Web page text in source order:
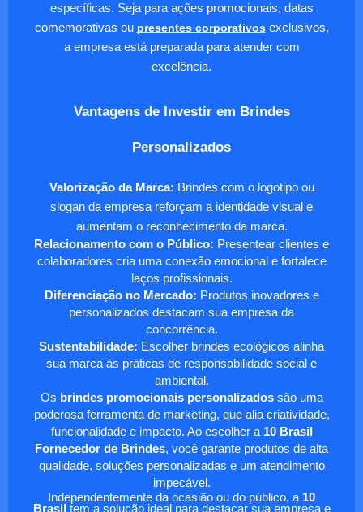
específicas. Seja para ações promocionais, datas
comemorativas ou presentes corporativosexclusivos,
a empresa está preparada para atender com
excelência.
Vantagens de Investir em Brindes
Personalizados
Valorização da Marca: Brindes com o logotipo ou
slogan da empresa reforçam a identidade visual e
aumentam o reconhecimento da marca.
Relacionamento com o Público: Presentear clientes e
colaboradores cria uma conexão emocional e fortalece
laços profissionais.
Diferenciação no Mercado: Produtos inovadores e
personalizados destacam sua empresa da
concorrência.
Sustentabilidade: Escolher brindes ecológicos alinha
sua marca às práticas de responsabilidade social e
ambiental.
Os brindes promocionais personalizadossão uma
poderosa ferramenta de marketing, que alia criatividade,
funcionalidade e impacto. Ao escolher a 10 Brasil
Fornecedor de Brindes, você garante produtos de alta
qualidade, soluções personalizadas e um atendimento
impecável.
Independentemente da ocasião ou do público, a 10
Brasil tem a solução ideal para destacar sua empresa e